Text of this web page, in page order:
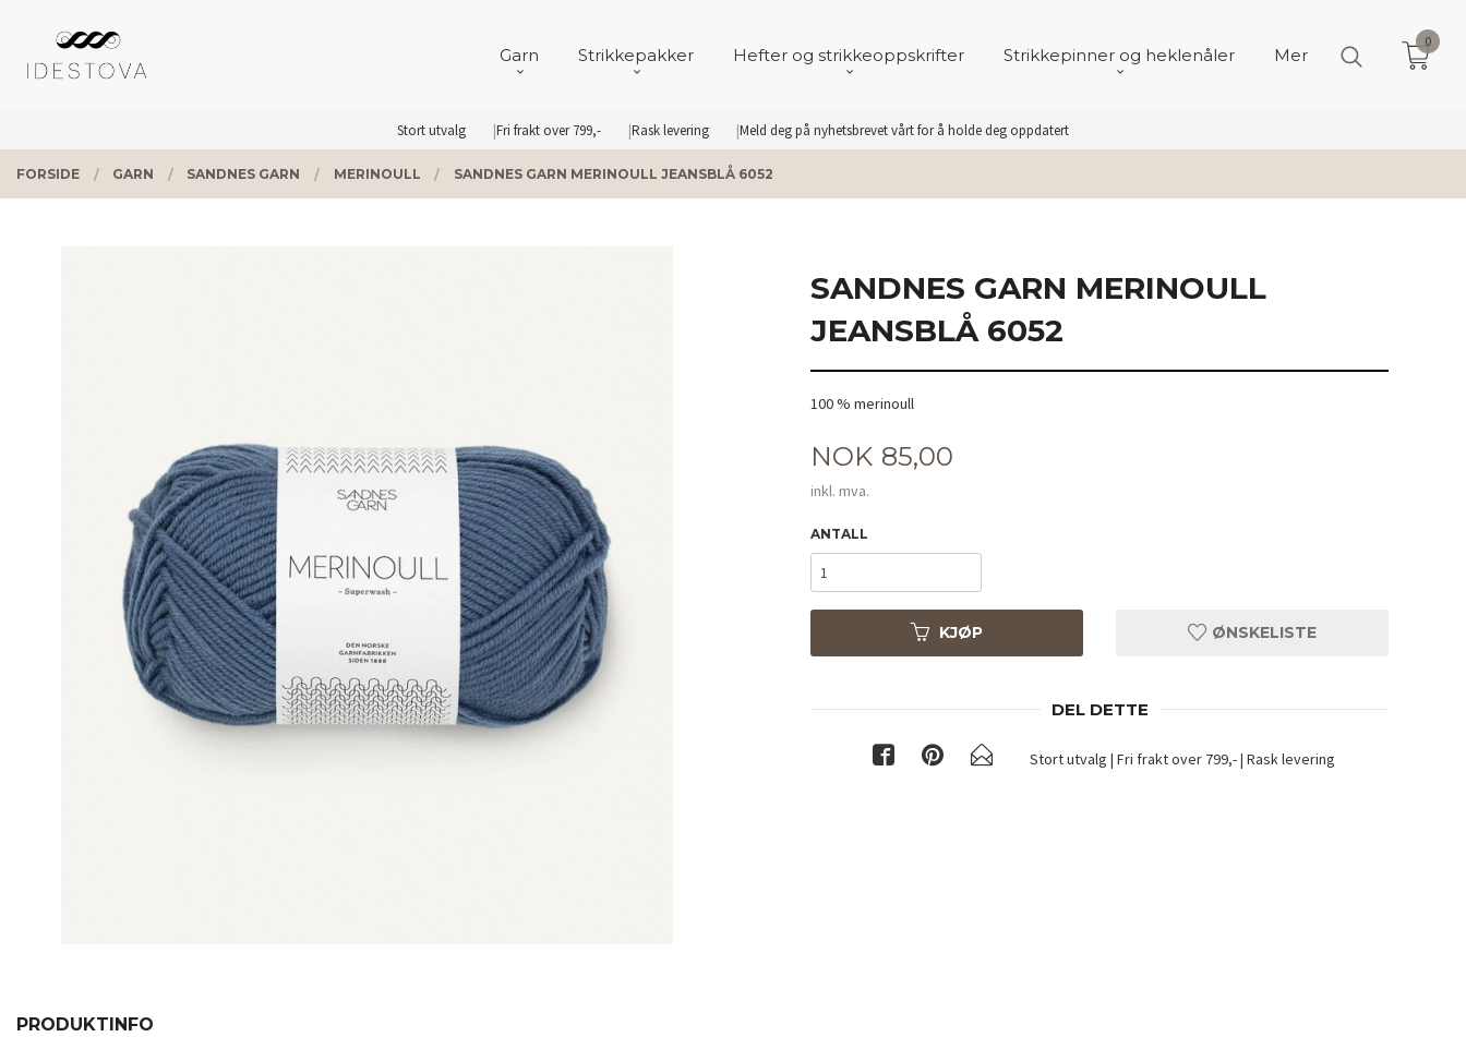
innholdet
Stort utvalg Fri frakt over 799,- Rask levering Meld deg på nyhetsbrevet vårt for å holde deg oppdatert
PRODUKTER
Garn Strikkepakker Hefter og strikkeoppskrifter Strikkepinner og heklenåler Mer
0
FORSIDE GARN SANDNES GARN MERINOULL SANDNES GARN MERINOULL JEANSBLÅ 6052
SANDNES GARN MERINOULL
JEANSBLÅ 6052
100 % merinoull
Pris
NOK 85,00
inkl. mva.
ANTALL
KJØP ØNSKELISTE
DEL DETTE
Stort utvalg | Fri frakt over 799,- | Rask levering
PRODUKTINFO